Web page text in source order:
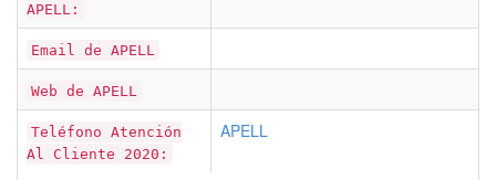
APELL:
Email de APELL
Web de APELL
Teléfono Atención
Al Cliente 2020:
APELL